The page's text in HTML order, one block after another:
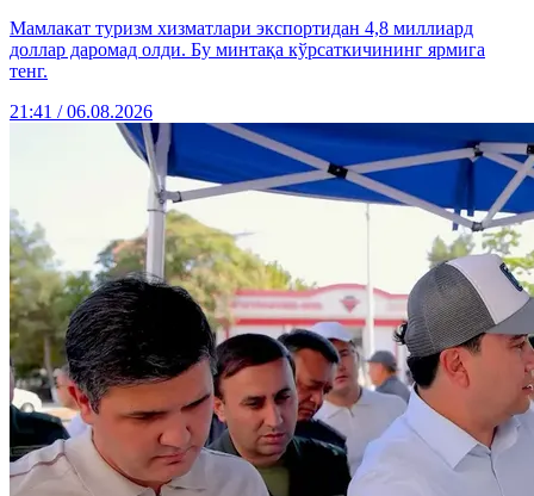
Мамлакат туризм хизматлари экспортидан 4,8 миллиард
доллар даромад олди. Бу минтақа кўрсаткичининг ярмига
тенг.
21:41 / 06.08.2026